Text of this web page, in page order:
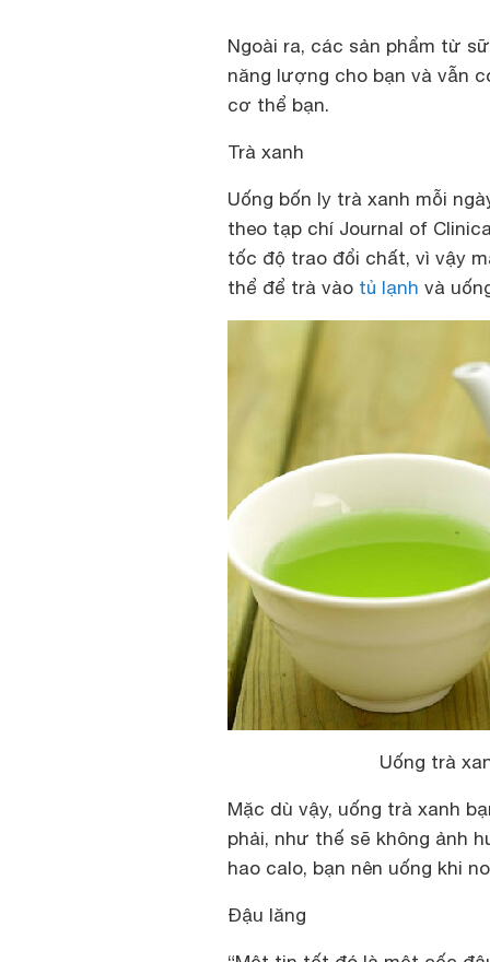
Ngoài ra, các sản phẩm từ
năng lượng cho bạn và vẫn
cơ thể bạn.
Trà xanh
Uống bốn ly trà xanh mỗi
theo tạp chí Journal of
tốc độ trao đổi chất, vì vậy
thể để trà vào tủ lạnh và
Uống trà
Mặc dù vậy, uống trà xanh
phải, như thế sẽ không ảnh
hao calo, bạn nên uống khi
Đậu lăng